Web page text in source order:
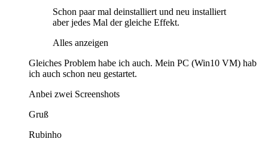
Schon paar mal deinstalliert und neu installiert
aber jedes Mal der gleiche Effekt.
Alles anzeigen
Gleiches Problem habe ich auch. Mein PC (Win10 VM) hab
ich auch schon neu gestartet.
Anbei zwei Screenshots
Gruß
Rubinho